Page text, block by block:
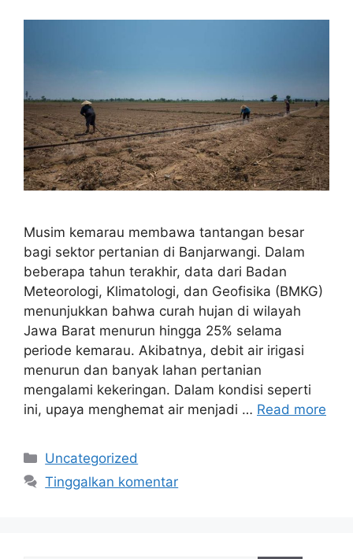
Musim kemarau membawa tantangan besar
bagi sektor pertanian di Banjarwangi. Dalam
beberapa tahun terakhir, data dari Badan
Meteorologi, Klimatologi, dan Geofisika (BMKG)
menunjukkan bahwa curah hujan di wilayah
Jawa Barat menurun hingga 25% selama
periode kemarau. Akibatnya, debit air irigasi
menurun dan banyak lahan pertanian
mengalami kekeringan. Dalam kondisi seperti
ini, upaya menghemat air menjadi … Read more
Kategori
Uncategorized
Tinggalkan komentar